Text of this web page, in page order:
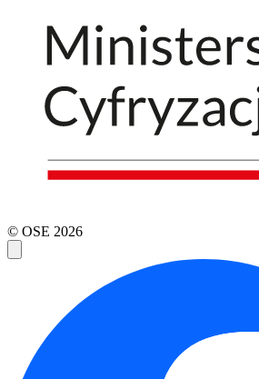
© OSE 2026